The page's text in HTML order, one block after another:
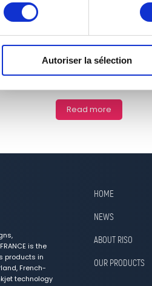
Autoriser la sélection
AT C!PRINT 2020 IN FRANCE
for visual communication and
graphics industries, will take place
Read more
is the
products in
French-
technology
HOME
NEWS
ABOUT RISO
OUR PRODUCTS